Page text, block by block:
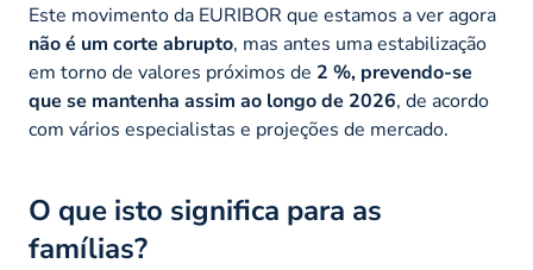
Este movimento da EURIBOR que estamos a ver agora
não é um corte abrupto, mas antes uma estabilização
em torno de valores próximos de 2 %, prevendo-se
que se mantenha assim ao longo de 2026, de acordo
com vários especialistas e projeções de mercado.
O que isto significa para as
famílias?